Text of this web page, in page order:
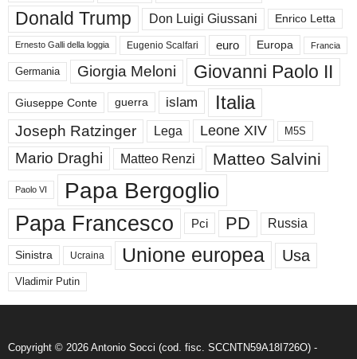
Donald Trump Don Luigi Giussani Enrico Letta
Ernesto Galli della loggia Eugenio Scalfari euro Europa Francia
Germania Giorgia Meloni Giovanni Paolo II
Giuseppe Conte guerra islam Italia
Joseph Ratzinger Lega Leone XIV M5S
Mario Draghi Matteo Renzi Matteo Salvini
Paolo VI Papa Bergoglio
Papa Francesco Pci PD Russia
Sinistra Ucraina Unione europea Usa
Vladimir Putin
Copyright © 2026 Antonio Socci (cod. fisc. SCCNTN59A18I726O) -